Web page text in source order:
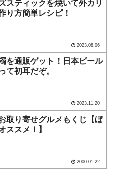
スティックを焼いて外カリ
り方簡単レシピ！
2023.08.06
を通販ゲット！日本ビール
て初耳だぞ。
2023.11.20
取り寄せグルメもくじ【ぼ
ススメ！】
2000.01.22